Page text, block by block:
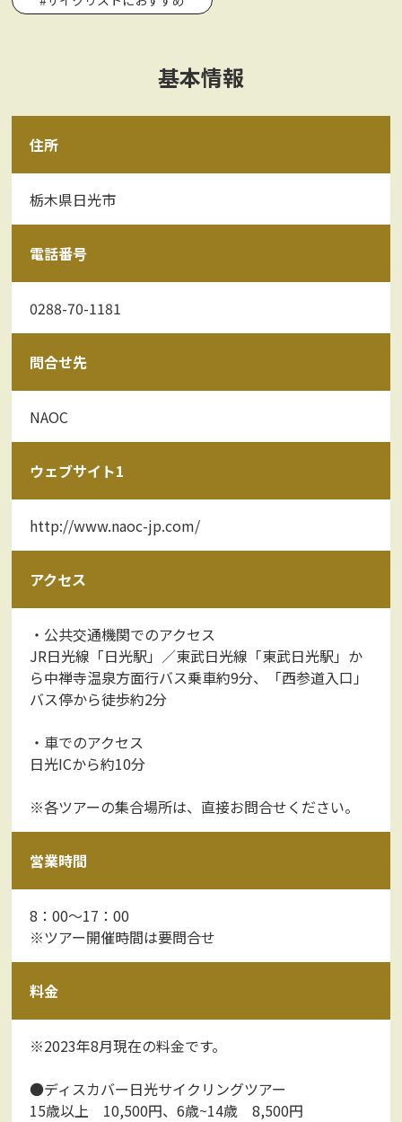
基本情報
住所
栃木県日光市
電話番号
0288-70-1181
問合せ先
NAOC
ウェブサイト1
http://www.naoc-jp.com/
アクセス
・公共交通機関でのアクセス
JR日光線「日光駅」／東武日光線「東武日光駅」か
ら中禅寺温泉方面行バス乗車約9分、「西参道入口」
バス停から徒歩約2分
・車でのアクセス
日光ICから約10分
※各ツアーの集合場所は、直接お問合せください。
営業時間
8：00～17：00
※ツアー開催時間は要問合せ
料金
※2023年8月現在の料金です。
●ディスカバー日光サイクリングツアー
15歳以上 10,500円、6歳~14歳 8,500円